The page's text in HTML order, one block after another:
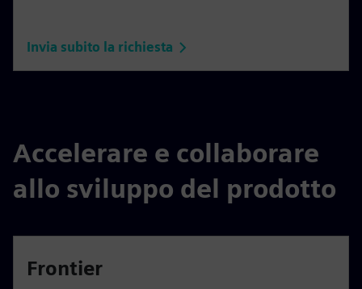
Invia subito la richiesta
Accelerare e collaborare
allo sviluppo del prodotto
Frontier